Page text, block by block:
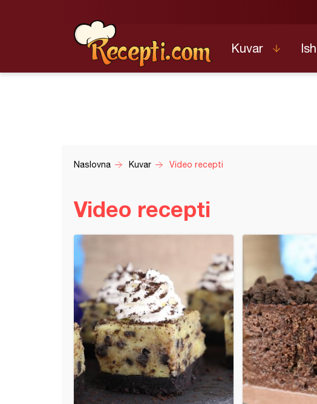
Kuvar
Naslovna Kuvar Video recepti
Video recepti
sa belom čokoladom i Oreom